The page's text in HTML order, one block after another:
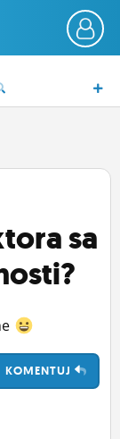
sa
KOMENTUJ